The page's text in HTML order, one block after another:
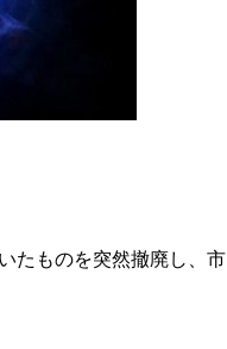
たものを突然撤廃し、市